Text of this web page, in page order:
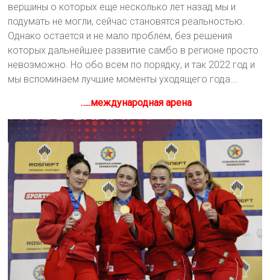
вершины о которых еще несколько лет назад мы и
подумать не могли, сейчас становятся реальностью.
Однако остается и не мало проблем, без решения
которых дальнейшее развитие самбо в регионе просто
невозможно. Но обо всем по порядку, и так 2022 год и
мы вспоминаем лучшие моменты уходящего года….
…..международная арена